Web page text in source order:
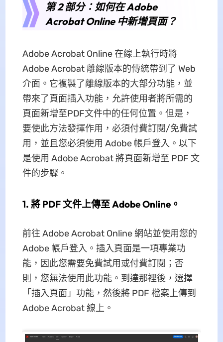
第 2 部分：如何在 Adob​​e
Acrobat Online 中新增頁面？
Adobe Acrobat Online 在線上執行時將
Adob​​e Acrobat 離線版本的傳統帶到了 Web
介面。它複製了離線版本的大部分功能，並
帶來了頁面插入功能，允許使用者將所需的
頁面新增至PDF文件中的任何位置。但是，
要使此方法發揮作用，必須付費訂閱/免費試
用，並且您必須使用 Adob​​e 帳戶登入。以下
是使用 Adob​​e Acrobat 將頁面新增至 PDF 文
件的步驟。
1. 將 PDF 文件上傳至 Adob​​e Online。
前往 Adob​​e Acrobat Online 網站並使用您的
Adob​​e 帳戶登入。插入頁面是一項專業功
能，因此您需要免費試用或付費訂閱；否
則，您無法使用此功能。到達那裡後，選擇
「插入頁面」功能，然後將 PDF 檔案上傳到
Adob​​e Acrobat 線上。